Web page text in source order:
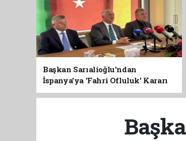
Başkan Sarıalioğlu'ndan
İspanya'ya 'Fahri Ofluluk' Kararı